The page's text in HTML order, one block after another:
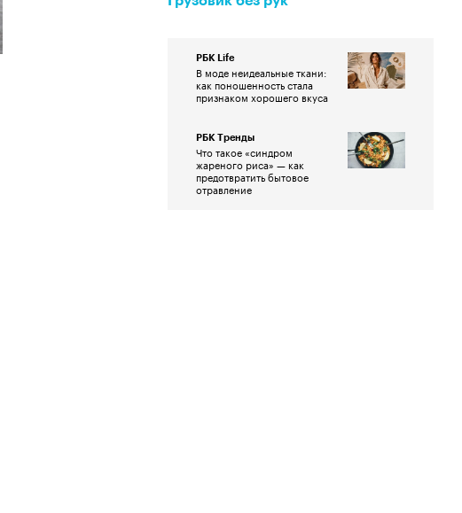
РБК Life
В моде неидеальные ткани:
как поношенность стала
признаком хорошего вкуса
РБК Тренды
Что такое «синдром
жареного риса» — как
предотвратить бытовое
отравление